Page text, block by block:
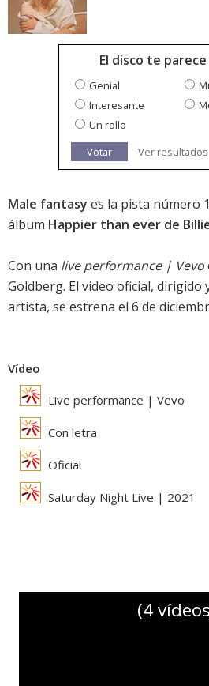
El disco te
Genial
Interesante
Un rollo
Votar
Ver resultados
Male fantasy es la pista número
álbum Happier than ever de
Con una live performance | Vevo
Goldberg. El video oficial,
artista, se estrena el 6 de
Vídeo
Live performance | Vevo
Con letra
Oficial
Saturday Night Live | 2021
(4